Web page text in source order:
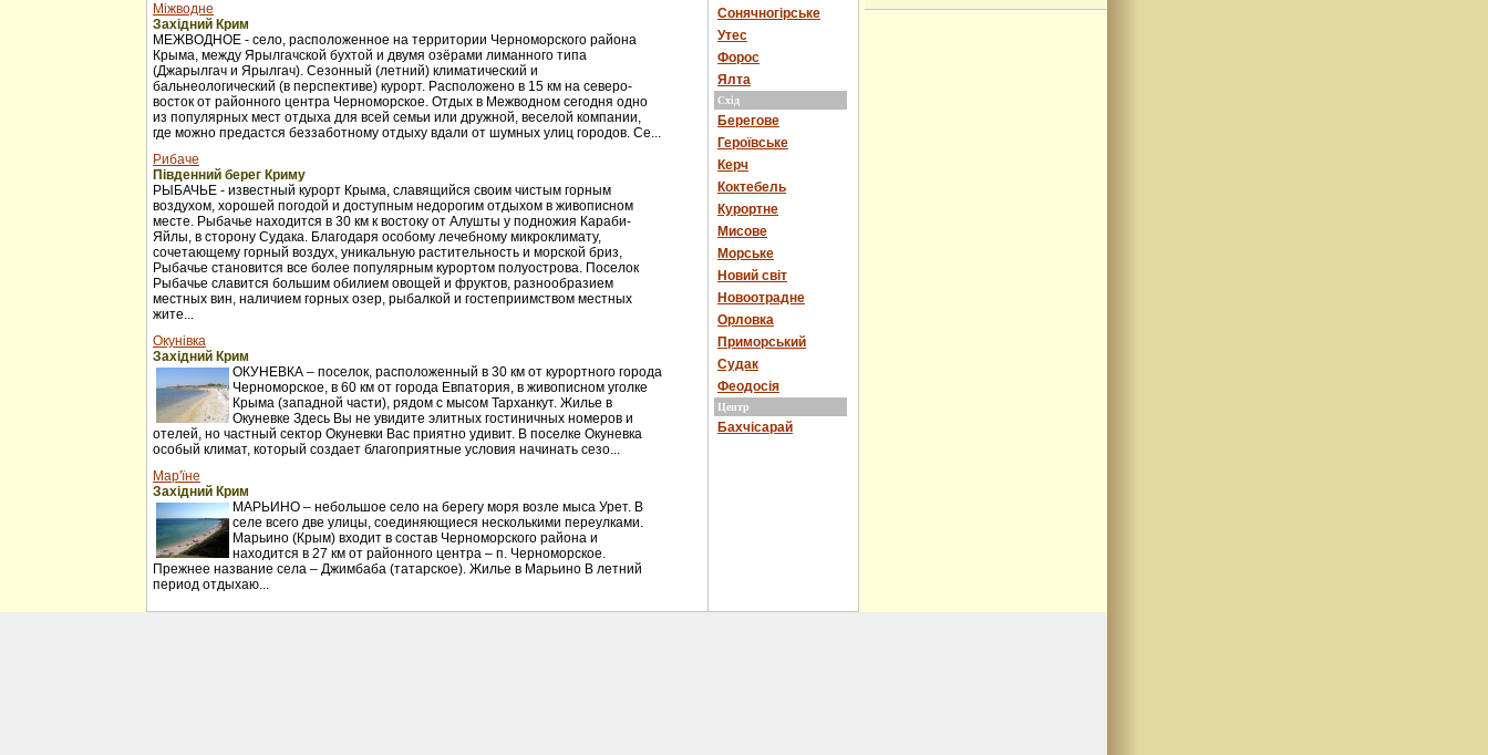
Міжводне
Західний Крим
МЕЖВОДНОЕ - село, расположенное на территории Черноморского района
Крыма, между Ярылгачской бухтой и двумя озёрами лиманного типа
(Джарылгач и Ярылгач). Сезонный (летний) климатический и
бальнеологический (в перспективе) курорт. Расположено в 15 км на северо-
восток от районного центра Черноморское. Отдых в Межводном сегодня одно
из популярных мест отдыха для всей семьи или дружной, веселой компании,
где можно предастся беззаботному отдыху вдали от шумных улиц городов. Се...
Рибаче
Південний берег Криму
РЫБАЧЬЕ - известный курорт Крыма, славящийся своим чистым горным
воздухом, хорошей погодой и доступным недорогим отдыхом в живописном
месте. Рыбачье находится в 30 км к востоку от Алушты у подножия Караби-
Яйлы, в сторону Судака. Благодаря особому лечебному микроклимату,
сочетающему горный воздух, уникальную растительность и морской бриз,
Рыбачье становится все более популярным курортом полуострова. Поселок
Рыбачье славится большим обилием овощей и фруктов, разнообразием
местных вин, наличием горных озер, рыбалкой и гостеприимством местных
жите...
Окунівка
Західний Крим
ОКУНЕВКА – поселок, расположенный в 30 км от курортного города
Черноморское, в 60 км от города Евпатория, в живописном уголке
Крыма (западной части), рядом с мысом Тарханкут. Жилье в
Окуневке Здесь Вы не увидите элитных гостиничных номеров и
отелей, но частный сектор Окуневки Вас приятно удивит. В поселке Окуневка
особый климат, который создает благоприятные условия начинать сезо...
Мар'їне
Західний Крим
МАРЬИНО – небольшое село на берегу моря возле мыса Урет. В
селе всего две улицы, соединяющиеся несколькими переулками.
Марьино (Крым) входит в состав Черноморского района и
находится в 27 км от районного центра – п. Черноморское.
Прежнее название села – Джимбаба (татарское). Жилье в Марьино В летний
период отдыхаю...
Сонячногірське
Утес
Форос
Ялта
Схід
Берегове
Героївське
Керч
Коктебель
Курортне
Мисове
Морське
Новий світ
Новоотрадне
Орловка
Приморський
Судак
Феодосія
Центр
Бахчісарай